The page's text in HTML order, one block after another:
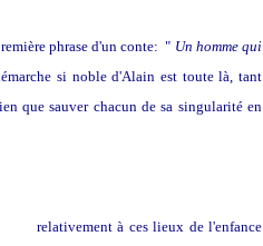
phrase d'un conte: " Un homme qui
si noble d'Alain est toute là, tant
que sauver chacun de sa singularité en
relativement à ces lieux de l'enfance